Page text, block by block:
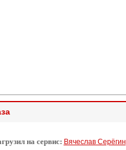
на сервис: Вячеслав Серёгин